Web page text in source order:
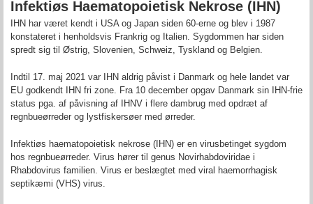
Infektiøs Haematopoietisk Nekrose (IHN)
IHN har været kendt i USA og Japan siden 60-erne og blev i 1987
konstateret i henholdsvis Frankrig og Italien. Sygdommen har siden
spredt sig til Østrig, Slovenien, Schweiz, Tyskland og Belgien.
Indtil 17. maj 2021 var IHN aldrig påvist i Danmark og hele landet var
EU godkendt IHN fri zone. Fra 10 december opgav Danmark sin IHN-frie
status pga. af påvisning af IHNV i flere dambrug med opdræt af
regnbueørreder og lystfiskersøer med ørreder.
Infektiøs haematopoietisk nekrose (IHN) er en virusbetinget sygdom
hos regnbueørreder. Virus hører til genus Novirhabdoviridae i
Rhabdovirus familien. Virus er beslægtet med viral hae­morrha­gisk
septikæmi (VHS) virus.